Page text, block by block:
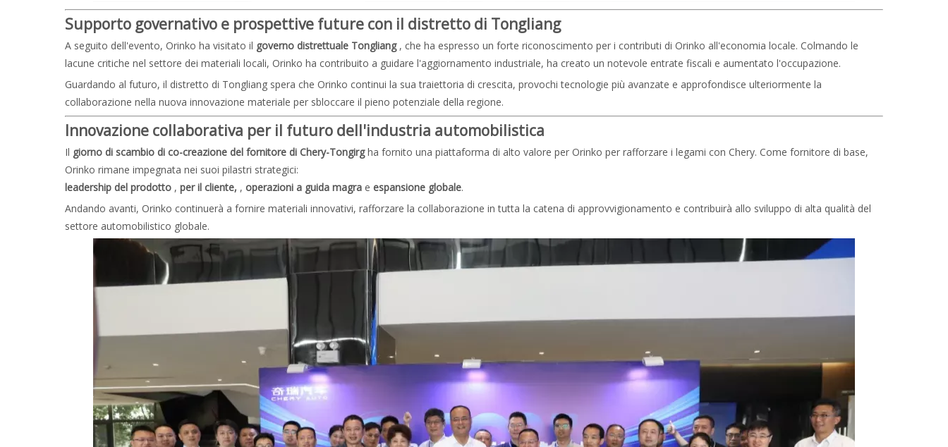
Supporto governativo e prospettive future con il distretto di Tongliang
A seguito dell'evento, Orinko ha visitato il governo distrettuale Tongliang , che ha espresso un forte riconoscimento per i contributi di Orinko all'economia locale. Colmando le
lacune critiche nel settore dei materiali locali, Orinko ha contribuito a guidare l'aggiornamento industriale, ha creato un notevole entrate fiscali e aumentato l'occupazione.
Guardando al futuro, il distretto di Tongliang spera che Orinko continui la sua traiettoria di crescita, provochi tecnologie più avanzate e approfondisce ulteriormente la
collaborazione nella nuova innovazione materiale per sbloccare il pieno potenziale della regione.
Innovazione collaborativa per il futuro dell'industria automobilistica
Il giorno di scambio di co-creazione del fornitore di Chery-Tongirgha fornito una piattaforma di alto valore per Orinko per rafforzare i legami con Chery. Come fornitore di base,
Orinko rimane impegnata nei suoi pilastri strategici:
leadership del prodotto , per il cliente, , operazioni a guida magra e espansione globale.
Andando avanti, Orinko continuerà a fornire materiali innovativi, rafforzare la collaborazione in tutta la catena di approvvigionamento e contribuirà allo sviluppo di alta qualità del
settore automobilistico globale.